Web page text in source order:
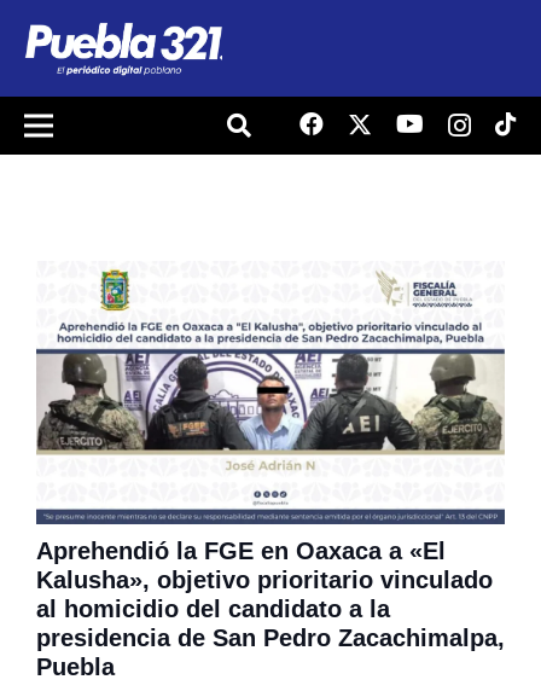
Aprehendió la FGE en Oaxaca a «El
Kalusha», objetivo prioritario vinculado
al homicidio del candidato a la
presidencia de San Pedro Zacachimalpa,
Puebla